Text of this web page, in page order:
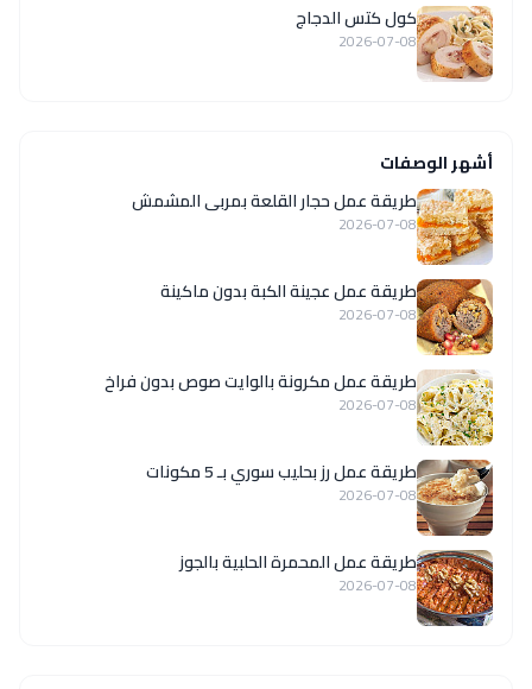
كول كتس الدجاج
2026-07-08
أشهر الوصفات
طريقة عمل حجار القلعة بمربى المشمش
2026-07-08
طريقة عمل عجينة الكبة بدون ماكينة
2026-07-08
طريقة عمل مكرونة بالوايت صوص بدون فراخ
2026-07-08
طريقة عمل رز بحليب سوري بـ 5 مكونات
2026-07-08
طريقة عمل المحمرة الحلبية بالجوز
2026-07-08